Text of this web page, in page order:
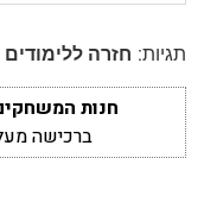
תגיות: חזרה ללימודים
חנות
ברכישה מעל 250₪ שליח עד הבית